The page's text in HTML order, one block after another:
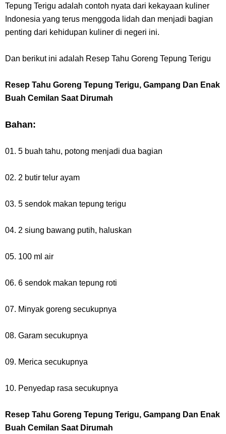
Milik Loki
Profil Slamet Rahardjo, Aktor Dengan Peran Penting Dalam Perfilman
Indonesia
Bersama Keluarga
Arti Bendera Seychelles, Negara Kepulauan Yang Terletak Di
Samudra Hindia
Cara Bayar Akulaku Lewat Gopay, Sangat Mudah Dan Tidak Ribet
Sama Sekali
Tepung Terigu adalah contoh nyata dari kekayaan kuliner
Indonesia yang terus menggoda lidah dan menjadi bagian
penting dari kehidupan kuliner di negeri ini.
Dan berikut ini adalah Resep Tahu Goreng Tepung Terigu
Resep Tahu Goreng Tepung Terigu, Gampang Dan Enak
Buah Cemilan Saat Dirumah
Bahan:
01. 5 buah tahu, potong menjadi dua bagian
02. 2 butir telur ayam
03. 5 sendok makan tepung terigu
04. 2 siung bawang putih, haluskan
05. 100 ml air
06. 6 sendok makan tepung roti
07. Minyak goreng secukupnya
08. Garam secukupnya
09. Merica secukupnya
10. Penyedap rasa secukupnya
Resep Tahu Goreng Tepung Terigu, Gampang Dan Enak
Buah Cemilan Saat Dirumah